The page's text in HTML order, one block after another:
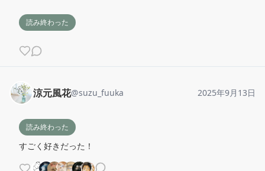
読み終わった
涼元風花@suzu_fuuka 2025年9月13日
読み終わった
すごく好きだった！